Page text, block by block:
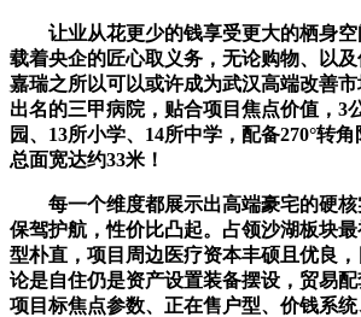
让业从花更少的钱享受更大的栖身空
载着央企的匠心取义务，无论购物、以
嘉瑞之所以可以或许成为武汉高端改善
出名的三甲病院，贴合项目焦点价值，3
园、13所小学、14所中学，配备270°转
总面宽达约33米！
每一个维度都展示出高端豪宅的硬核
保驾护航，性价比凸起。占领沙湖板块
型朴直，项目周边医疗资本丰硕且优良
论是自住仍是资产设置装备摆设，贸易
项目标焦点参数、正在售户型、价钱系